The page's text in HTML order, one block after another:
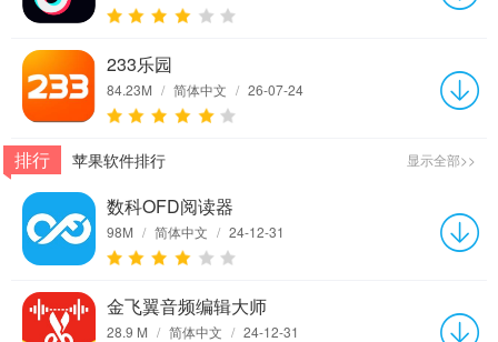
233乐园
84.23M / 简体中文 / 26-07-24
显示全部>>
排行 苹果软件排行
数科OFD阅读器
98M / 简体中文 / 24-12-31
金飞翼音频编辑大师
28.9 M / 简体中文 / 24-12-31